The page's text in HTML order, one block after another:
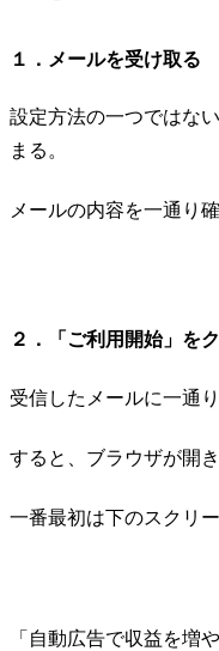
１．メールを受け取る
設定方法の一つではな
まる。
メールの内容を一通り確
２．「ご利用開始」を
受信したメールに一通
すると、ブラウザが開
一番最初は下のスクリ
「自動広告で収益を増